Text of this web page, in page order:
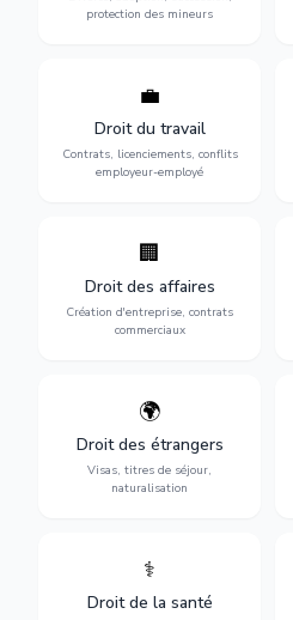
protection des mineurs
💼
Droit du travail
Contrats, licenciements, conflits
employeur-employé
Protection de vos droits au
licenciements, harcèlement,
discrimination et conflits
avec l'employeur.
🏢
Droit des affaires
Création d'entreprise, contrats
commerciaux
Accompagnement complet
création, contrats
commerciaux, concurrence
et litiges.
🌍
Droit des étrangers
Visas, titres de séjour,
naturalisation
Obtention de vos droits de
séjour : visas, cartes de
séjour, regroupement
familial et naturalisation.
⚕️
Droit de la santé
Défense de vos droits
médicales, responsabilité